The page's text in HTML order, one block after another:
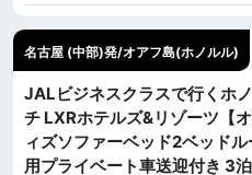
名古屋 (中部)発/オアフ島(ホノルル)
JALビジネスクラスで行くホ
チ LXRホテルズ&リゾーツ【
ィズソファーベッド2ベッド
用プライベート車送迎付き 3